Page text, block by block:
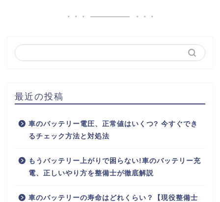
最近の投稿
車のバッテリー電圧、正常値はいくつ? 今すぐでき
るチェック方法と対処法
もうバッテリー上がりで困らない!車のバッテリー充
電、正しいやり方を整備士が徹底解説
車のバッテリーの寿命はどれくらい？【現役整備士